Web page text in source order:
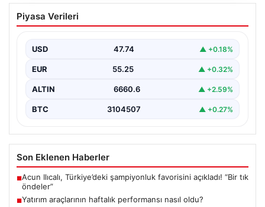
Yatırım araçlarının haftalık performansı
nasıl oldu?
Analizi", "content": "Türkiye'nin finans piyasalarında
yeni haftanın kapanış…
Piyasa Verileri
USD 47.74 ▲ +0.18%
EUR 55.25 ▲ +0.32%
ALTIN 6660.6 ▲ +2.59%
BTC 3104507 ▲ +0.27%
Son Eklenen Haberler
■Acun Ilıcalı, Türkiye’deki şampiyonluk favorisini açıkladı! “Bir tık
öndeler”
■Yatırım araçlarının haftalık performansı nasıl oldu?